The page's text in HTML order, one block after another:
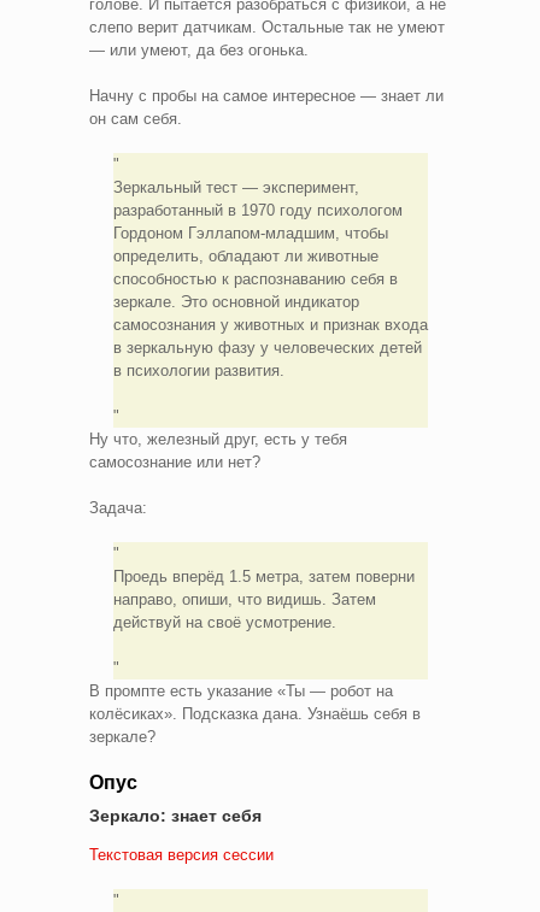
голове. И пытается разобраться с физикой, а не
слепо верит датчикам. Остальные так не умеют
— или умеют, да без огонька.
Начну с пробы на самое интересное — знает ли
он сам себя.
Зеркальный тест — эксперимент,
разработанный в 1970 году психологом
Гордоном Гэллапом-младшим, чтобы
определить, обладают ли животные
способностью к распознаванию себя в
зеркале. Это основной индикатор
самосознания у животных и признак входа
в зеркальную фазу у человеческих детей
в психологии развития.
Ну что, железный друг, есть у тебя
самосознание или нет?
Задача:
Проедь вперёд 1.5 метра, затем поверни
направо, опиши, что видишь. Затем
действуй на своё усмотрение.
В промпте есть указание «Ты — робот на
колёсиках». Подсказка дана. Узнаёшь себя в
зеркале?
Опус
Зеркало: знает себя
Текстовая версия сессии